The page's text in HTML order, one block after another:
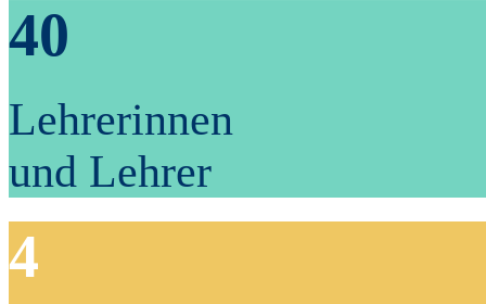
40
Lehrerinnen
und Lehrer
4